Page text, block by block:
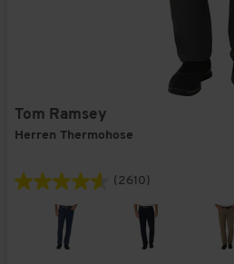
Tom Ramsey
Herren Thermohose
(2610)